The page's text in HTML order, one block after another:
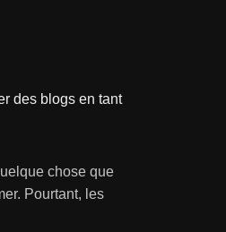
des blogs en tant
chose que
Pourtant, les